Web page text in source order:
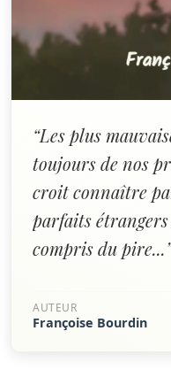
“Les plus
toujours de nos
croit connaître
parfaits
compris du
AUTEUR
Françoise Bourdin